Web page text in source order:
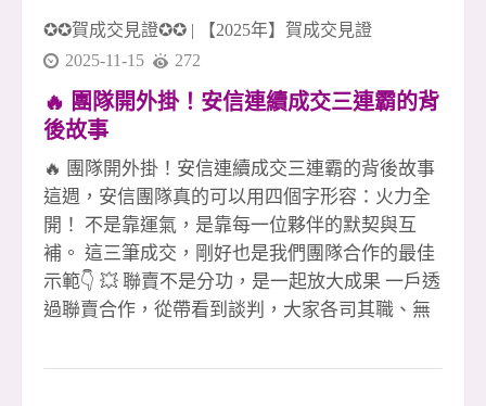
✪✪賀成交見證✪✪ |
【2025年】賀成交見證
2025-11-15
272
🔥 團隊開外掛！安信連續成交三連霸的背
後故事
🔥 團隊開外掛！安信連續成交三連霸的背後故事
這週，安信團隊真的可以用四個字形容：火力全
開！ 不是靠運氣，是靠每一位夥伴的默契與互
補。 這三筆成交，剛好也是我們團隊合作的最佳
示範👇 💥 聯賣不是分功，是一起放大成果 一戶透
過聯賣合作，從帶看到談判，大家各司其職、無
放心成交」這一件事。 💥 專員人在國外，案件照